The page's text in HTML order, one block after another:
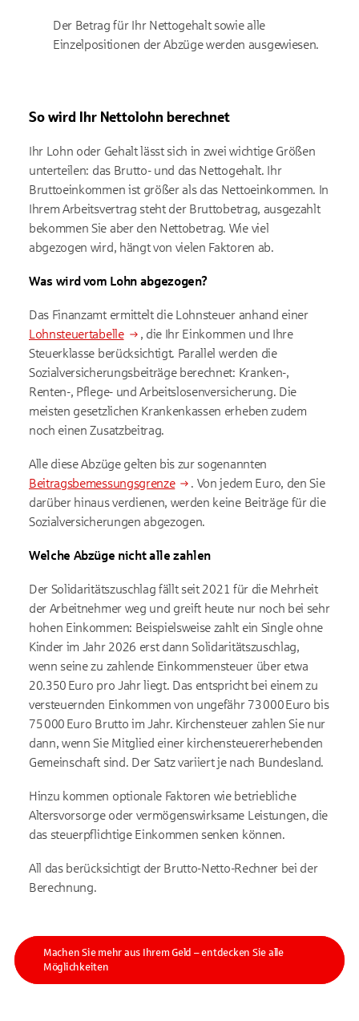
Der Betrag für Ihr Nettogehalt sowie alle
Einzelpositionen der Abzüge werden ausgewiesen.
So wird Ihr Nettolohn berechnet
Ihr Lohn oder Gehalt lässt sich in zwei wichtige Größen
unterteilen: das Brutto- und das Nettogehalt. Ihr
Bruttoeinkommen ist größer als das Nettoeinkommen. In
Ihrem Arbeitsvertrag steht der Bruttobetrag, ausgezahlt
bekommen Sie aber den Nettobetrag. Wie viel
abgezogen wird, hängt von vielen Faktoren ab.
Was wird vom Lohn abgezogen?
Das Finanzamt ermittelt die Lohnsteuer anhand einer
Lohnsteuertabelle
, die Ihr Einkommen und Ihre
Steuerklasse berücksichtigt. Parallel werden die
Sozialversicherungsbeiträge berechnet: Kranken-,
Renten-, Pflege- und Arbeitslosenversicherung. Die
meisten gesetzlichen Krankenkassen erheben zudem
noch einen Zusatzbeitrag.
Alle diese Abzüge gelten bis zur sogenannten
Beitragsbemessungsgrenze
. Von jedem Euro, den Sie
darüber hinaus verdienen, werden keine Beiträge für die
Sozialversicherungen abgezogen.
Welche Abzüge nicht alle zahlen
Der Solidaritätszuschlag fällt seit 2021 für die Mehrheit
der Arbeitnehmer weg und greift heute nur noch bei sehr
hohen Einkommen: Beispielsweise zahlt ein Single ohne
Kinder im Jahr 2026 erst dann Solidaritätszuschlag,
wenn seine zu zahlende Einkommensteuer über etwa
20.350 Euro pro Jahr liegt. Das entspricht bei einem zu
versteuernden Einkommen von ungefähr 73 000 Euro bis
75 000 Euro Brutto im Jahr. Kirchensteuer zahlen Sie nur
dann, wenn Sie Mitglied einer kirchensteuererhebenden
Gemeinschaft sind. Der Satz variiert je nach Bundesland.
Hinzu kommen optionale Faktoren wie betriebliche
Altersvorsorge oder vermögenswirksame Leistungen, die
das steuerpflichtige Einkommen senken können.
All das berücksichtigt der Brutto-Netto-Rechner bei der
Berechnung.
Machen Sie mehr aus Ihrem Geld – entdecken Sie alle
Möglichkeiten